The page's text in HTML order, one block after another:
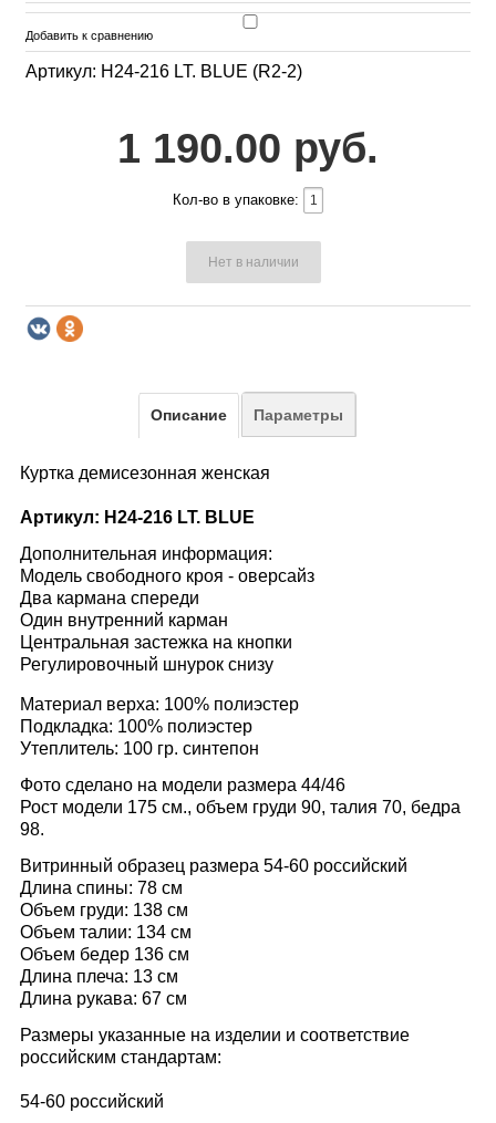
Добавить к сравнению
Артикул: H24-216 LT. BLUE (R2-2)
1 190.00 руб.
Кол-во в упаковке:
Нет в наличии
Описание Параметры
Куртка демисезонная женская
Артикул: H24-216 LT. BLUE
Дополнительная информация:
Модель свободного кроя - оверсайз
Два кармана спереди
Один внутренний карман
Центральная застежка на кнопки
Регулировочный шнурок снизу
Материал верха: 100% полиэстер
Подкладка: 100% полиэстер
Утеплитель: 100 гр. синтепон
Фото сделано на модели размера 44/46
Рост модели 175 см., объем груди 90, талия 70, бедра
98.
Витринный образец размера 54-60 российский
Длина спины: 78 см
Объем груди: 138 см
Объем талии: 134 см
Объем бедер 136 см
Длина плеча: 13 см
Длина рукава: 67 см
Размеры указанные на изделии и соответствие
российским стандартам:
54-60 российский